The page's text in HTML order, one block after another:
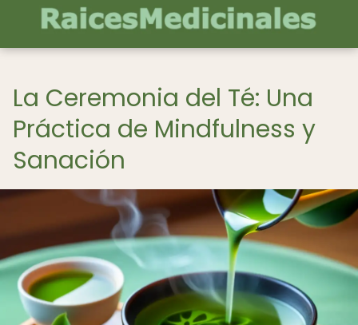
La Ceremonia del Té: Una
Práctica de Mindfulness y
Sanación